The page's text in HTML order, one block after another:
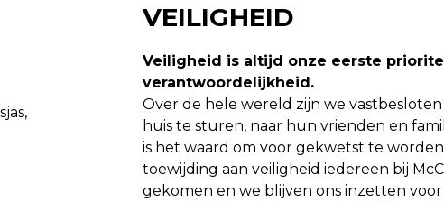
VEILIGHEID
Veiligheid is altijd onze eerste
verantwoordelijkheid.
Over de hele wereld zijn we
huis te sturen, naar hun vrienden en
is het waard om voor gekwetst te
toewijding aan veiligheid iedereen bij
gekomen en we blijven ons inzetten